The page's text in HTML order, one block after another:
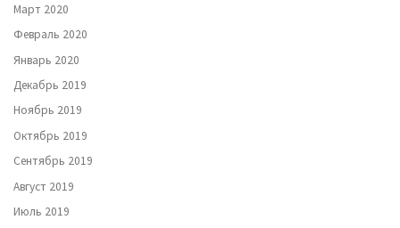
Март 2020
Февраль 2020
Январь 2020
Декабрь 2019
Ноябрь 2019
Октябрь 2019
Сентябрь 2019
Август 2019
Июль 2019